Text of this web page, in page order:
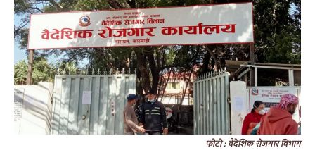
फोटो : वैदेशिक रोजगार विभाग